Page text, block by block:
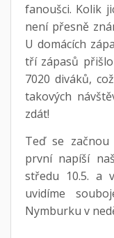
fanoušci. Kolik
není přesně
U domácích
tří zápasů
7020 diváků,
takových
zdát!
Teď se
první napíší
středu 10.5. a
uvidíme
Nymburku v